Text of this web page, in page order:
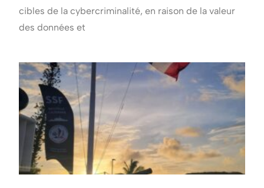
cibles de la cybercriminalité, en raison de la valeur
des données et